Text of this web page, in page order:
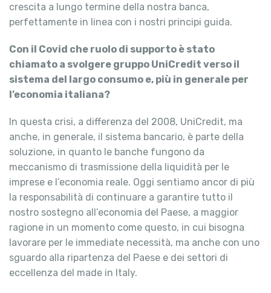
crescita a lungo termine della nostra banca,
perfettamente in linea con i nostri principi guida.
Con il Covid che ruolo di supporto è stato
chiamato a svolgere gruppo UniCredit verso il
sistema del largo consumo e, più in generale per
l’economia italiana?
In questa crisi, a differenza del 2008, UniCredit, ma
anche, in generale, il sistema bancario, è parte della
soluzione, in quanto le banche fungono da
meccanismo di trasmissione della liquidità per le
imprese e l’economia reale. Oggi sentiamo ancor di più
la responsabilità di continuare a garantire tutto il
nostro sostegno all’economia del Paese, a maggior
ragione in un momento come questo, in cui bisogna
lavorare per le immediate necessità, ma anche con uno
sguardo alla ripartenza del Paese e dei settori di
eccellenza del made in Italy.